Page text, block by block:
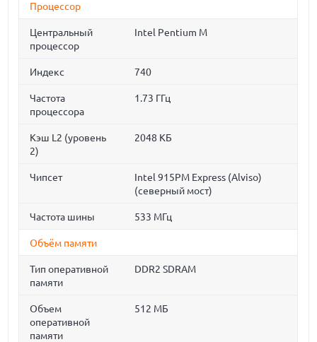
Процессор
Центральный
процессор
Intel Pentium M
Индекс 740
Частота
процессора
1.73 ГГц
Кэш L2 (уровень
2)
2048 КБ
Чипсет
Intel 915PM Express (Alviso)
(северный мост)
Частота шины 533 МГц
Объём памяти
Тип оперативной
памяти
DDR2 SDRAM
Объем
оперативной
памяти
512 МБ